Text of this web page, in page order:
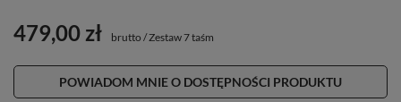
479,00 zł brutto /Zestaw 7 taśm
POWIADOM MNIE O DOSTĘPNOŚCI PRODUKTU